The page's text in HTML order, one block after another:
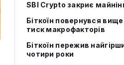
SBI Crypto закриє
Біткоїн повернувся
тиск макрофакторів
Біткоїн пережив
чотири роки